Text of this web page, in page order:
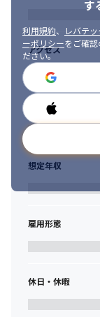
代表の藤巻はNEC
最年少で抜擢。
す
利用規約、 レバテ
ーポリシーをご確
ださい。
アクセス
勤務時間
想定年収
雇用形態
休日・休暇